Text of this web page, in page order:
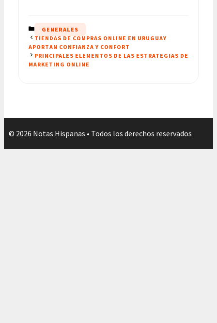
CATEGORÍAS
GENERALES
TIENDAS DE COMPRAS ONLINE EN URUGUAY
APORTAN CONFIANZA Y CONFORT
PRINCIPALES ELEMENTOS DE LAS ESTRATEGIAS DE
MARKETING ONLINE
© 2026 Notas Hispanas • Todos los derechos reservados